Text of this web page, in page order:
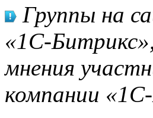
Группы на
«1С-
мнения
компании